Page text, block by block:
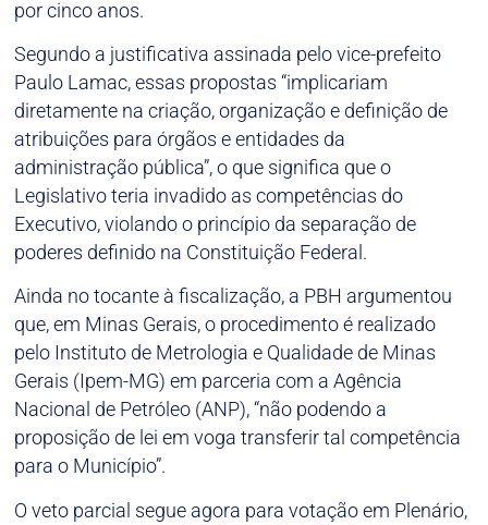
por cinco anos.
Segundo a justificativa assinada pelo vice-prefeito
Paulo Lamac, essas propostas “implicariam
diretamente na criação, organização e definição de
atribuições para órgãos e entidades da
administração pública”, o que significa que o
Legislativo teria invadido as competências do
Executivo, violando o princípio da separação de
poderes definido na Constituição Federal.
Ainda no tocante à fiscalização, a PBH argumentou
que, em Minas Gerais, o procedimento é realizado
pelo Instituto de Metrologia e Qualidade de Minas
Gerais (Ipem-MG) em parceria com a Agência
Nacional de Petróleo (ANP), “não podendo a
proposição de lei em voga transferir tal competência
para o Município”.
O veto parcial segue agora para votação em Plenário,